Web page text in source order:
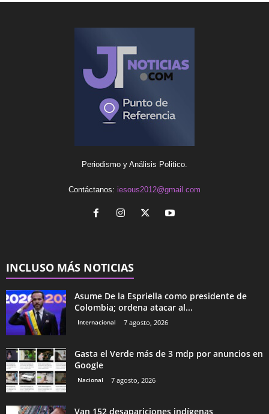
Periodismo y Análisis Politico.
Contáctanos: iesous2012@gmail.com
INCLUSO MÁS NOTICIAS
Asume De la Espriella como presidente de
Colombia; ordena atacar al...
Internacional 7 agosto, 2026
Gasta el Verde más de 3 mdp por anuncios en
Google
Nacional 7 agosto, 2026
Van 152 desapariciones indígenas